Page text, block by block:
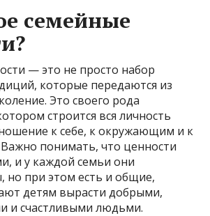
семейные
— это не просто набор
которые передаются из
Это своего рода
строится вся личность
к себе, к окружающим и к
понимать, что ценности
и у каждой семьи они
но при этом есть и общие,
детям вырасти добрыми,
и счастливыми людьми.